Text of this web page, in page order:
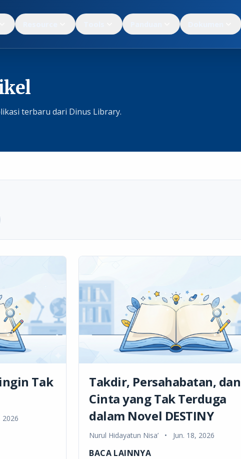
terbaru dari Dinus Library.
Tak
2026
Takdir, Persahabatan, dan
Cinta yang Tak Terduga
dalam Novel DESTINY
Nurul Hidayatun Nisa’ • Jun. 18, 2026
BACA LAINNYA